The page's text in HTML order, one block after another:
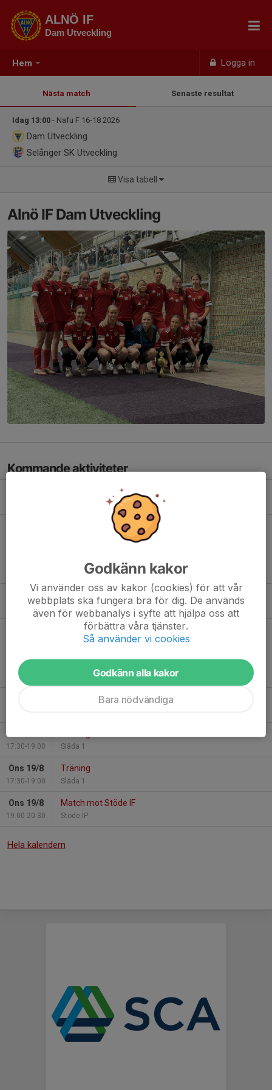
Hem Logga in
ALNÖ IF
Dam Utveckling
Nästa match Senaste resultat
Idag 13:00 - Nafu F 16-18 2026
Dam Utveckling
Selånger SK Utveckling
Visa tabell
Alnö IF Dam Utveckling
Kommande aktiviteter
Match mot Selånger SK Utveckling
Match mot IFK Timrå 2
Släda IP
Tis 11/8
17:30-19:00
Träning
Släda 1
Träning
Släda 1
Sön 16/8
18:00-19:30
Match mot Matfors IF Dam
17:30-19:00 Släda 1
Ons 19/8
17:30-19:00
Träning
Släda 1
Ons 19/8
19:00-20:30
Match mot Stöde IF
Stöde IP
Hela kalendern
Godkänn kakor
Vi använder oss av kakor (cookies) för att vår
webbplats ska fungera bra för dig. De används
även för webbanalys i syfte att hjälpa oss att
förbättra våra tjänster.
Så använder vi cookies
Godkänn alla kakor
Bara nödvändiga